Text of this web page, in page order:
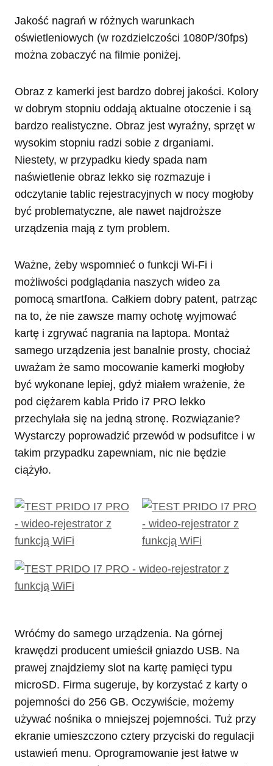
Jakość nagrań w różnych warunkach
oświetleniowych (w rozdzielczości 1080P/30fps)
można zobaczyć na filmie poniżej.
Obraz z kamerki jest bardzo dobrej jakości. Kolory
w dobrym stopniu oddają aktualne otoczenie i są
bardzo realistyczne. Obraz jest wyraźny, sprzęt w
wysokim stopniu radzi sobie z drganiami.
Niestety, w przypadku kiedy spada nam
naświetlenie obraz lekko się rozmazuje i
odczytanie tablic rejestracyjnych w nocy mogłoby
być problematyczne, ale nawet najdroższe
urządzenia mają z tym problem.
Ważne, żeby wspomnieć o funkcji Wi-Fi i
możliwości podglądania naszych wideo za
pomocą smartfona. Całkiem dobry patent, patrząc
na to, że nie zawsze mamy ochotę wyjmować
kartę i zgrywać nagrania na laptopa. Montaż
samego urządzenia jest banalnie prosty, chociaż
uważam że samo mocowanie kamerki mogłoby
być wykonane lepiej, gdyż miałem wrażenie, że
pod ciężarem kabla Prido i7 PRO lekko
przechylała się na jedną stronę. Rozwiązanie?
Wystarczy poprowadzić przewód w podsufitce i w
takim przypadku zapewniam, nic nie będzie
ciążyło.
Wróćmy do samego urządzenia. Na górnej
krawędzi producent umieścił gniazdo USB. Na
prawej znajdziemy slot na kartę pamięci typu
microSD. Firma sugeruje, by korzystać z karty o
pojemności do 256 GB. Oczywiście, możemy
używać nośnika o mniejszej pojemności. Tuż przy
ekranie umieszczono cztery przyciski do regulacji
ustawień menu. Oprogramowanie jest łatwe w